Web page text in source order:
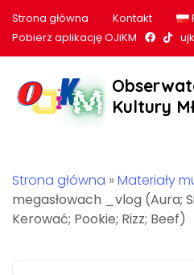
Strona główna Kontakt
Pobierz aplikację OJiKM
Nasz
Kultury
Strona główna » Materiały
megasłowach _vlog (Aura;
Kerować; Pookie; Rizz; Beef)